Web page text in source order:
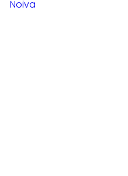
Noiva